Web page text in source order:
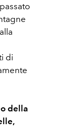
di
della